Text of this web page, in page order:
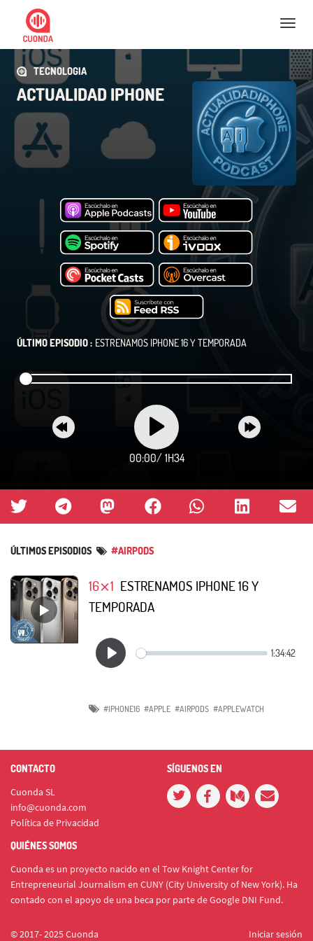
Nav
TECNOLOGIA
ACTUALIDAD IPHONE
ÚLTIMO EPISODIO : ESTRENAMOS IPHONE 16 Y TEMPORADA
00:00/ 1H34
ÚLTIMOS EPISODIOS #AIRPODS
16⨯1 ESTRENAMOS IPHONE 16 Y
TEMPORADA
#IPHONE16 #APPLE #AIRPODS #APPLEWATCH
CONTACTO
Cuonda SL
info@cuonda.com
Política de Privacidad
SÍGUENOS EN
QUIÉNES SOMOS
Cuonda es un proyecto nacido en el Tow Knight Center for
Entrepreneurial Journalism en CUNY (City University of New York). Ha
contado con el apoyo de una beca por parte de Google DNI Fund.
© 2017- 2025 Cuonda Iniciar sesión